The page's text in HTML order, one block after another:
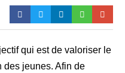
qui est de valoriser le
des jeunes. Afin de